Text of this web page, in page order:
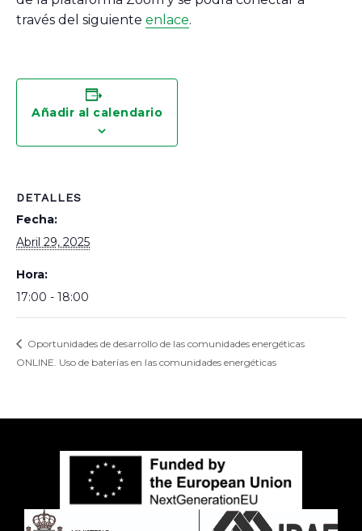
través del siguiente enlace.
Añadir al calendario
DETALLES
Fecha:
Abril 29, 2025
Hora:
17:00 - 18:00
Oportunidades de desarrollo de las comunidades energéticas
ONLINE. Uso de baterías en las comunidades energéticas